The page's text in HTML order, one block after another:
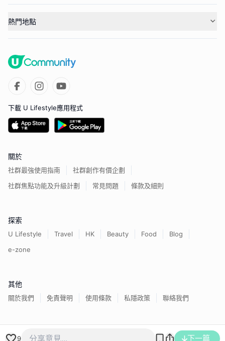
9 下一篇
熱門地點
下載 U Lifestyle應用程式
關於
社群最強使用指南
社群創作有價企劃
社群焦點功能及升級計劃
常見問題 條款及細則
探索
U Lifestyle Travel HK Beauty Food
Blog
e-zone
其他
關於我們 免責聲明 使用條款 私隱政策 聯絡我們
香港經濟日報版權所有©